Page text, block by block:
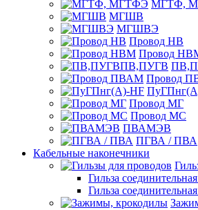
МГТФ,
МГШВ
МГШВЭ
Провод НВ
Провод
Провод
Провод МГ
Провод МС
ПВАМЭВ
ПГВА / ПВА
Кабельные наконечники
Гильза
Гильза